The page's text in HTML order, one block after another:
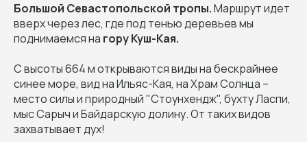
Большой Севастопольской тропы.Маршрут идет
вверх через лес, где под тенью деревьев мы
поднимаемся на гору Куш-Кая.
С высоты 664 м открываются виды на бескрайнее
синее море, вид на Ильяс-Кая, на Храм Солнца –
место силы и природный "Стоунхендж", бухту Ласпи,
мыс Сарыч и Байдарскую долину. От таких видов
захватывает дух!